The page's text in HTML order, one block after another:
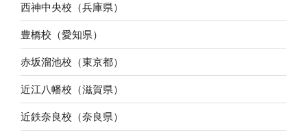
西神中央校（兵庫県）
豊橋校（愛知県）
赤坂溜池校（東京都）
近江八幡校（滋賀県）
近鉄奈良校（奈良県）